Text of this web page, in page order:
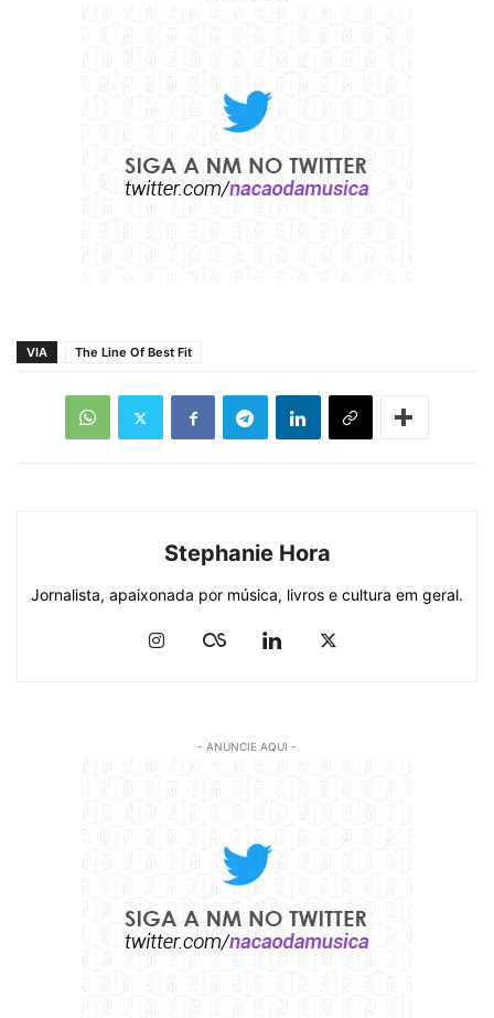
VIA The Line Of Best Fit
Stephanie Hora
Jornalista, apaixonada por música, livros e cultura em geral.
- ANUNCIE AQUI -